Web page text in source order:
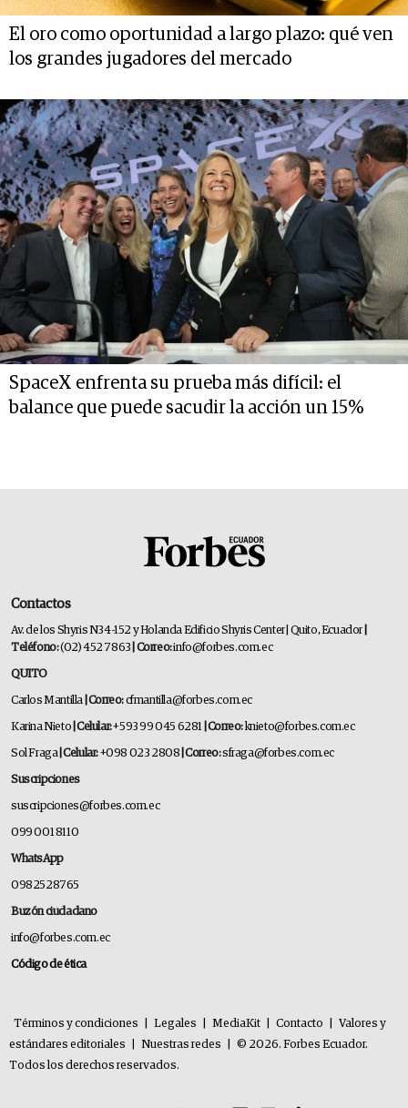
El oro como oportunidad a largo plazo: qué ven
los grandes jugadores del mercado
SpaceX enfrenta su prueba más difícil: el
balance que puede sacudir la acción un 15%
Contactos
Av. de los Shyris N34-152 y Holanda Edificio Shyris Center | Quito, Ecuador
Teléfono:(02) 452 7863 | Correo:info@forbes.com.ec
QUITO
Carlos Mantilla | Correo:cfmantilla@forbes.com.ec
Karina Nieto | Celular:+593 99 045 6281 | Correo: knieto@forbes.com.ec
Sol Fraga | Celular:+098 023 2808 | Correo:sfraga@forbes.com.ec
Suscripciones
suscripciones@forbes.com.ec
099 001 8110
WhatsApp
0982528765
Buzón ciudadano
info@forbes.com.ec
Código de ética
Términos y condiciones Legales MediaKit Contacto
Valores y
estándares editoriales
Nuestras redes
© 2026. Forbes Ecuador.
Todos los derechos reservados.